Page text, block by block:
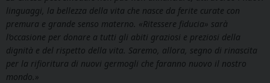
linguaggi, la bellezza della vita che nasce da ferite curate con
premura e grande senso materno. «Ritessere fiducia» sarà
l’occasione per donare a tutti gli abiti graziosi e preziosi della
dignità e del rispetto della vita. Saremo, allora, segno di rinascita
per la rifioritura di nuovi germogli che faranno nuovo il nostro
mondo.»